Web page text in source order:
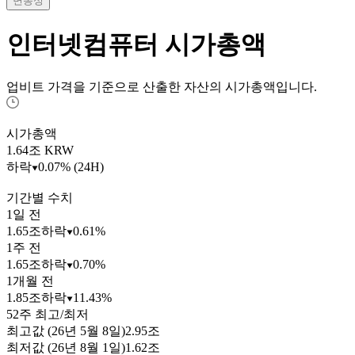
인터넷컴퓨터 시가총액
업비트 가격을 기준으로 산출한 자산의 시가총액입니다.
시가총액
1.64조 KRW
하락 0.07% (24H)
기간별 수치
1일 전
1.65조하락 0.61%
1주 전
1.65조하락 0.70%
1개월 전
1.85조하락 11.43%
52주 최고/최저
최고값 (26년 5월 8일)2.95조
최저값 (26년 8월 1일)1.62조